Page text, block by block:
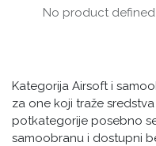
No product
Kategorija Airsoft i
za one koji traže
potkategorije posebno
samoobranu i dostupni